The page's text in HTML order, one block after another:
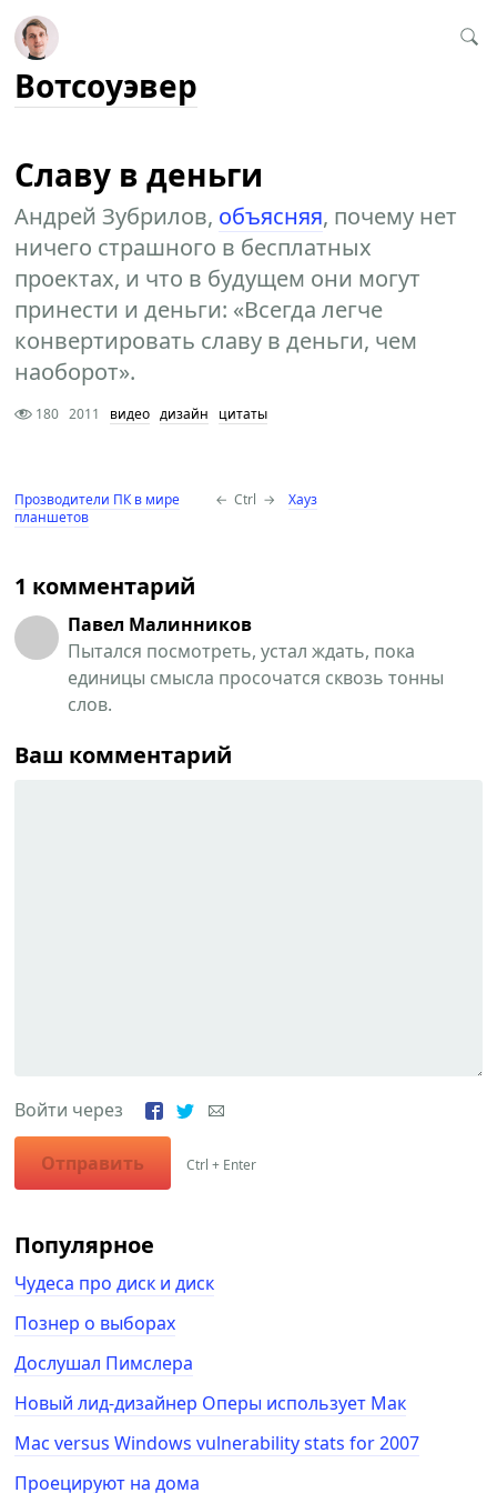
Вотсоуэвер
Славу в деньги
Андрей Зубрилов, объясняя, почему нет
ничего страшного в бесплатных
проектах, и что в будущем они могут
принести и деньги: «Всегда легче
конвертировать славу в деньги, чем
наоборот».
180 2011 видео дизайн цитаты
Прозводители ПК в мире
планшетов
← Ctrl → Хауз
1 комментарий
Павел Малинников
Пытался посмотреть, устал ждать, пока
единицы смысла просочатся сквозь тонны
слов.
Ваш комментарий
Войти через
Отправить Ctrl + Enter
Популярное
Чудеса про диск и диск
Познер о выборах
Дослушал Пимслера
Новый лид-дизайнер Оперы использует Мак
Mac versus Windows vulnerability stats for 2007
Проецируют на дома